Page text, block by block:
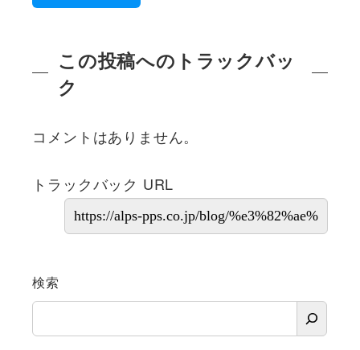
この投稿へのトラックバッ
ク
コメントはありません。
トラックバック URL
検索